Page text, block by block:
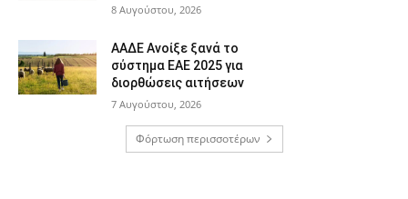
8 Αυγούστου, 2026
ΑΑΔΕ Ανοίξε ξανά το
σύστημα ΕΑΕ 2025 για
διορθώσεις αιτήσεων
7 Αυγούστου, 2026
Φόρτωση περισσοτέρων